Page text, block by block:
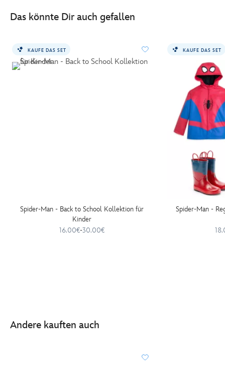
Das könnte Dir auch gefallen
KAUFE DAS SET
Spider-Man - Back to School Kollektion für
Kinder
16.00€-30.00€
KAUFE DAS SET
Spider-Man -
Andere kauften auch